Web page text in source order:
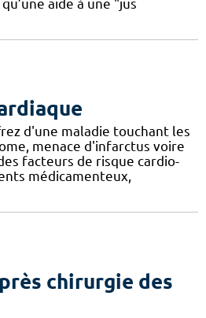
aide à une "jus
d'une maladie touchant les
menace d'infarctus voire
facteurs de risque cardio-
médicamenteux,
chirurgie des